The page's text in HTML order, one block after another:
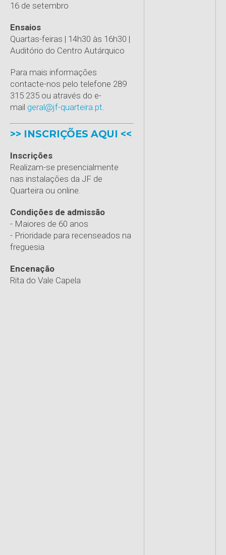
16 de setembro
Ensaios
Quartas-feiras | 14h30 às 16h30 |
Auditório do Centro Autárquico
Para mais informações
contacte-nos pelo telefone 289
315 235 ou através do e-
mail geral@jf-quarteira.pt.
>> INSCRIÇÕES AQUI <<
Inscrições
Realizam-se presencialmente
nas instalações da JF de
Quarteira ou online.
Condições de admissão
- Maiores de 60 anos
- Prioridade para recenseados na
freguesia
Encenação
Rita do Vale Capela